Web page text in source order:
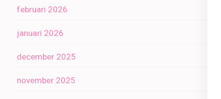
februari 2026
januari 2026
december 2025
november 2025